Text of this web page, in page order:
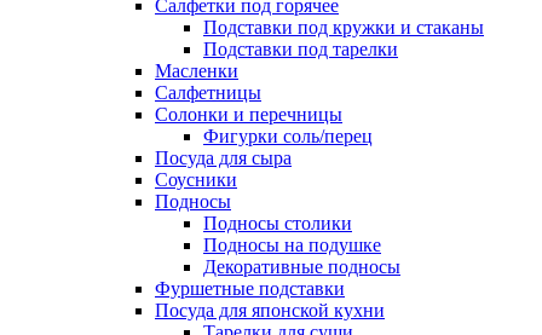
Салфетки под горячее
Подставки под кружки и стаканы
Подставки под тарелки
Масленки
Салфетницы
Солонки и перечницы
Фигурки соль/перец
Посуда для сыра
Соусники
Подносы
Подносы столики
Подносы на подушке
Декоративные подносы
Фуршетные подставки
Посуда для японской кухни